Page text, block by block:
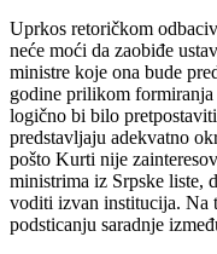
Uprkos retoričkom
neće moći da zaobiđe
ministre koje ona bude
godine prilikom
logično bi bilo
predstavljaju adekvatno
pošto Kurti nije
ministrima iz Srpske liste,
voditi izvan institucija. Na
podsticanju saradnje